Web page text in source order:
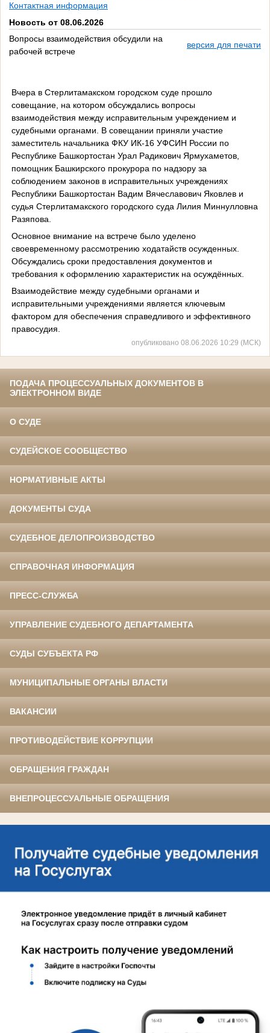
Контактная информация
Новость от 08.06.2026
Вопросы взаимодействия обсудили на
рабочей встрече
версия для печати
Вчера в Стерлитамакском городском суде прошло
совещание, на котором обсуждались вопросы
взаимодействия между исправительным учреждением и
судебными органами. В совещании приняли участие
заместитель начальника ФКУ ИК-16 УФСИН России по
Республике Башкортостан Урал Радикович Ярмухаметов,
помощник Башкирского прокурора по надзору за
соблюдением законов в исправительных учреждениях
Республики Башкортостан Вадим Вячеславович Яковлев и
судья Стерлитамакского городского суда Лилия Миннулловна
Разяпова.
Основное внимание на встрече было уделено
своевременному рассмотрению ходатайств осужденных.
Обсуждались сроки предоставления документов и
требования к оформлению характеристик на осуждённых.
Взаимодействие между судебными органами и
исправительными учреждениями является ключевым
фактором для обеспечения справедливого и эффективного
правосудия.
опубликовано 08.06.2026 10:29 (МСК)
ПОДАЧА ПРОЦЕССУАЛЬНЫХ ДОКУМЕНТОВ В
ЭЛЕКТРОННОМ ВИДЕ
О СУДЕ
СУДЕЙСКОЕ СООБЩЕСТВО
НОРМАТИВНЫЕ АКТЫ
ДОКУМЕНТЫ СУДА
СУДЕБНОЕ ДЕЛОПРОИЗВОДСТВО
СПРАВОЧНАЯ ИНФОРМАЦИЯ
ПРЕСС-СЛУЖБА
УПРАВЛЕНИЕ СУДЕБНОГО ДЕПАРТАМЕНТА
СУДЫ СУБЪЕКТА РФ
МУНИЦИПАЛЬНЫЕ ОРГАНЫ ВЛАСТИ
ВАКАНСИИ
ПРОТИВОДЕЙСТВИЕ КОРРУПЦИИ
ОБРАЩЕНИЯ ГРАЖДАН
ВНЕПРОЦЕССУАЛЬНЫЕ ОБРАЩЕНИЯ